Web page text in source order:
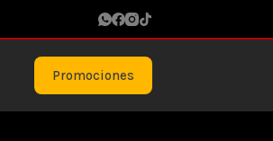
Promociones